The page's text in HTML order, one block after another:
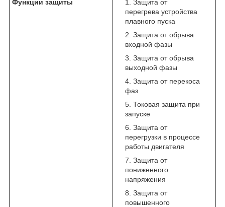
Функции защиты
Защита от
перегрева устройства
плавного пуска
Защита от обрыва
входной фазы
Защита от обрыва
выходной фазы
Защита от перекоса
фаз
Токовая защита при
запуске
Защита от
перегрузки в процессе
работы двигателя
Защита от
пониженного
напряжения
Защита от
повышенного